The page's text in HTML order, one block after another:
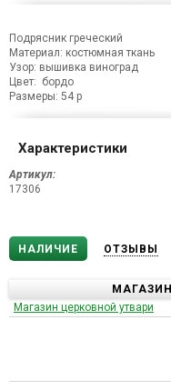
Подрясник греческий
Материал: костюмная ткань
Узор: вышивка виноград
Цвет: бордо
Размеры: 54 р
Характеристики
Артикул:
17306
НАЛИЧИЕ ОТЗЫВЫ
МАГАЗИН
Магазин церковной утвари